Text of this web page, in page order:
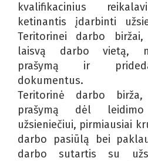
kvalifikacinius
ketinantis įdarbinti
Teritorinei darbo
laisvą darbo vietą,
prašymą ir
dokumentus.
Teritorinė darbo
prašymą dėl
užsieniečiui, pirmiausiai
darbo pasiūlą bei
darbo sutartis su